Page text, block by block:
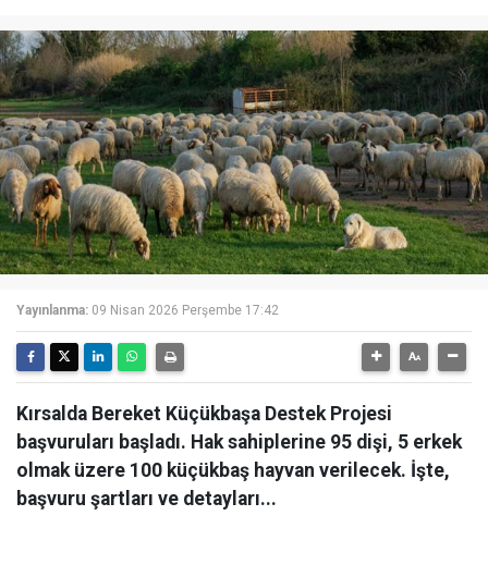
Yayınlanma: 09 Nisan 2026 Perşembe 17:42
Kırsalda Bereket Küçükbaşa Destek Projesi
başvuruları başladı. Hak sahiplerine 95 dişi, 5 erkek
olmak üzere 100 küçükbaş hayvan verilecek. İşte,
başvuru şartları ve detayları...